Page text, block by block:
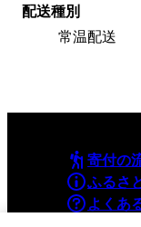
配送種別
常温配送
寄付の
ふるさ
よくあ